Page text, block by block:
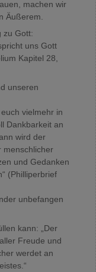
machen wir
Äußerem.
zu Gott:
uns Gott
Kapitel 28,
unseren
vielmehr in
Dankbarkeit an
wird der
menschlicher
und Gedanken
(Philliperbrief
unbefangen
kann: „Der
Freude und
werdet an